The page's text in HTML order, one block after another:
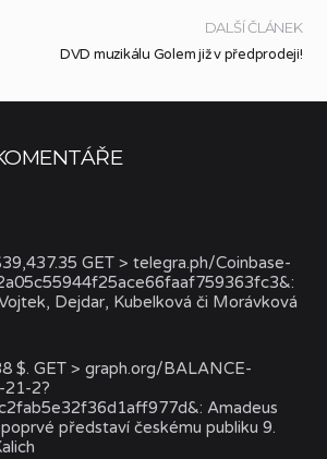
DALŠÍ ČLÁNEK
DVD muzikálu Golem již v předprodeji!
GET > telegra.ph/Coinbase-
:
Dejdar, Kubelková či Morávková
$. GET > graph.org/BALANCE-
21-2?
:Amadeus
představí českému publiku 9.